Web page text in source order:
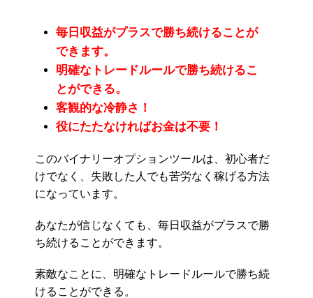
毎日収益がプラスで勝ち続けることが
できます。
明確なトレードルールで勝ち続けるこ
とができる。
客観的な冷静さ！
役にたたなければお金は不要！
このバイナリーオプションツールは、初心者だ
けでなく、失敗した人でも苦労なく稼げる方法
になっています。
あなたが信じなくても、毎日収益がプラスで勝
ち続けることができます。
素敵なことに、明確なトレードルールで勝ち続
けることができる。